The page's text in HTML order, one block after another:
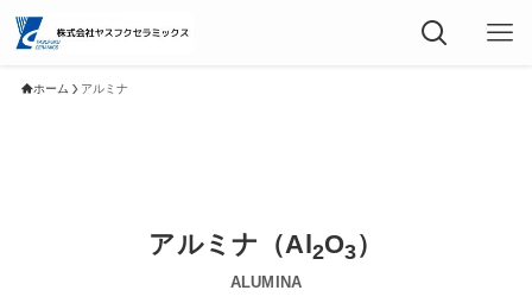
ホーム アルミナ
アルミナ（Al 2O3）
ALUMINA